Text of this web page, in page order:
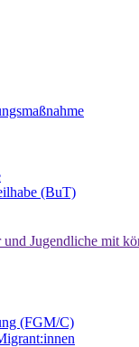
(BuT)
Jugendliche mit
(FGM/C)